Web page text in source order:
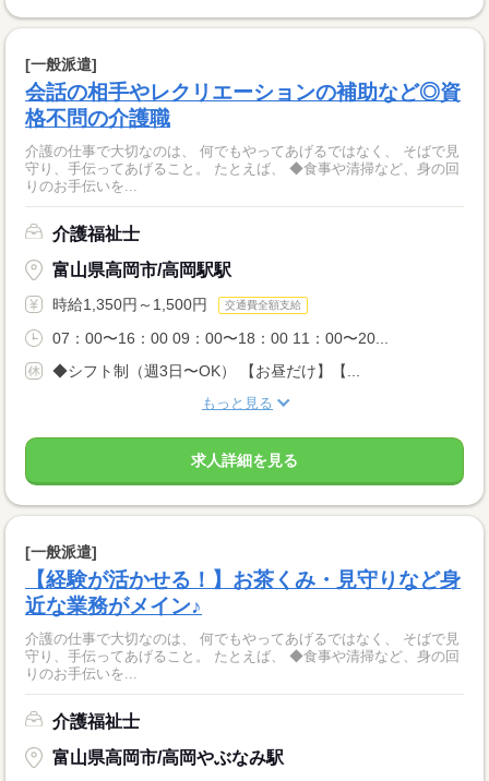
[一般派遣]
会話の相手やレクリエーションの補助など◎資
格不問の介護職
介護の仕事で大切なのは、 何でもやってあげるではなく、 そばで見
守り、手伝ってあげること。 たとえば、 ◆食事や清掃など、身の回
りのお手伝いを...
介護福祉士
富山県高岡市/高岡駅駅
時給1,350円～1,500円 交通費全額支給
07：00〜16：00 09：00〜18：00 11：00〜20...
◆シフト制（週3日〜OK） 【お昼だけ】【...
もっと見る
求人詳細を見る
[一般派遣]
【経験が活かせる！】お茶くみ・見守りなど身
近な業務がメイン♪
介護の仕事で大切なのは、 何でもやってあげるではなく、 そばで見
守り、手伝ってあげること。 たとえば、 ◆食事や清掃など、身の回
りのお手伝いを...
介護福祉士
富山県高岡市/高岡やぶなみ駅